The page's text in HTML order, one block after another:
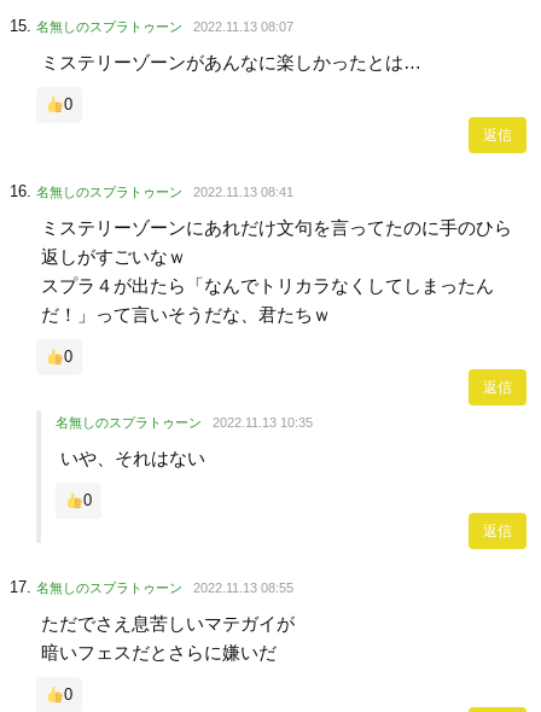
名無しのスプラトゥーン 2022.11.13 08:07
ミステリーゾーンがあんなに楽しかったとは…
0
返信
名無しのスプラトゥーン 2022.11.13 08:41
ミステリーゾーンにあれだけ文句を言ってたのに手のひら
返しがすごいなｗ
スプラ４が出たら「なんでトリカラなくしてしまったん
だ！」って言いそうだな、君たちｗ
0
返信
名無しのスプラトゥーン 2022.11.13 10:35
いや、それはない
0
返信
名無しのスプラトゥーン 2022.11.13 08:55
ただでさえ息苦しいマテガイが
暗いフェスだとさらに嫌いだ
0